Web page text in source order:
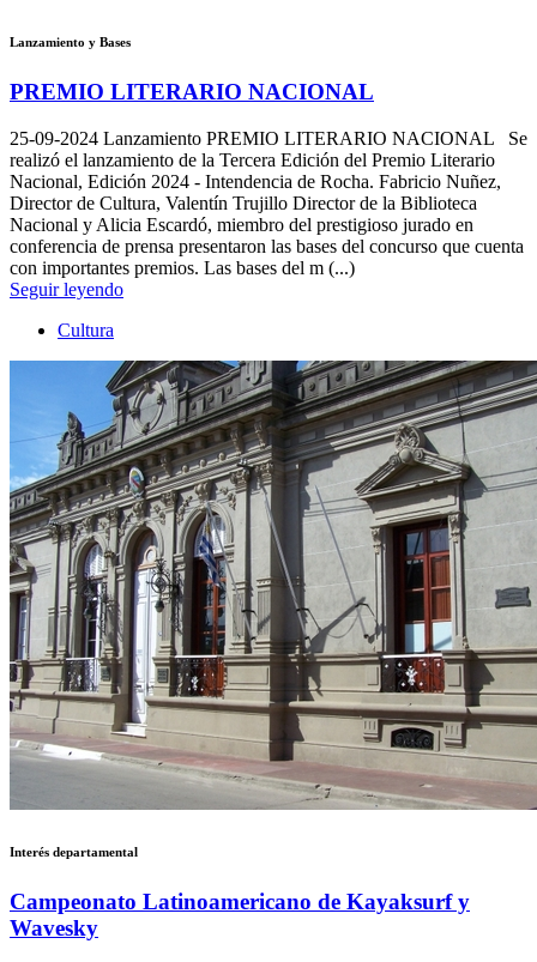
Lanzamiento y Bases
PREMIO LITERARIO NACIONAL
25-09-2024 Lanzamiento PREMIO LITERARIO NACIONAL Se
realizó el lanzamiento de la Tercera Edición del Premio Literario
Nacional, Edición 2024 - Intendencia de Rocha. Fabricio Nuñez,
Director de Cultura, Valentín Trujillo Director de la Biblioteca
Nacional y Alicia Escardó, miembro del prestigioso jurado en
conferencia de prensa presentaron las bases del concurso que cuenta
con importantes premios. Las bases del m (...)
Seguir leyendo
Cultura
Interés departamental
Campeonato Latinoamericano de Kayaksurf y
Wavesky